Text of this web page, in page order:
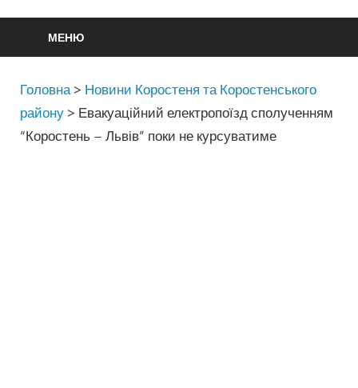
МЕНЮ
Головна > Новини Коростеня та Коростенського
району > Евакуаційний електропоїзд сполученням
“Коростень – Львів” поки не курсуватиме